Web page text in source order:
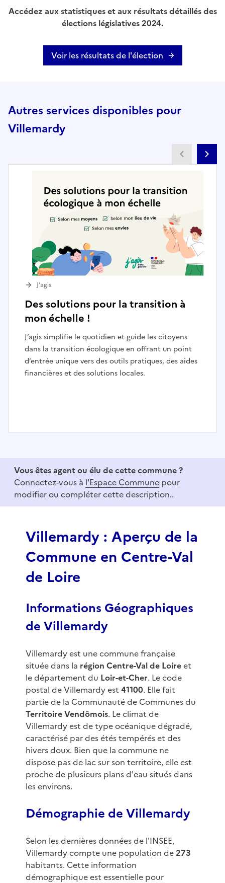
Accédez aux statistiques et aux résultats détaillés des
élections législatives 2024.
Voir les résultats de l'élection
Autres services disponibles pour
Villemardy
Des solutions pour la transition à
mon échelle !
J’agis simplifie le quotidien et guide les citoyens
dans la transition écologique en offrant un point
d’entrée unique vers des outils pratiques, des aides
financières et des solutions locales.
J’agis
f
Vous êtes agent ou élu de cette commune ?
Connectez-vous à l'Espace Commune pour
modifier ou compléter cette description..
Villemardy : Aperçu de la
Commune en Centre-Val
de Loire
Informations Géographiques
de Villemardy
Villemardy est une commune française
située dans la région Centre-Val de Loireet
le département du Loir-et-Cher. Le code
postal de Villemardy est 41100. Elle fait
partie de la Communauté de Communes du
Territoire Vendômois. Le climat de
Villemardy est de type océanique dégradé,
caractérisé par des étés tempérés et des
hivers doux. Bien que la commune ne
dispose pas de lac sur son territoire, elle est
proche de plusieurs plans d'eau situés dans
les environs.
Démographie de Villemardy
Selon les dernières données de l'INSEE,
Villemardy compte une population de273
habitants. Cette information
démographique est essentielle pour